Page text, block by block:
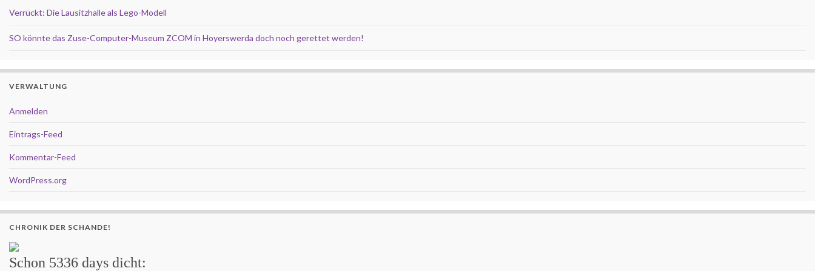
Verrückt: Die Lausitzhalle als Lego-Modell
SO könnte das Zuse-Computer-Museum ZCOM in Hoyerswerda doch noch gerettet werden!
VERWALTUNG
Anmelden
Eintrags-Feed
Kommentar-Feed
WordPress.org
CHRONIK DER SCHANDE!
Schon 5336 days dicht: